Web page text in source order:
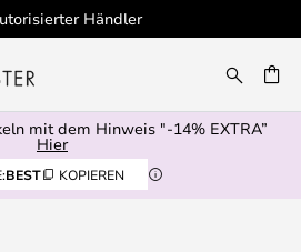
Händler
mit dem Hinweis "-14% EXTRA”
Hier
BEST KOPIEREN